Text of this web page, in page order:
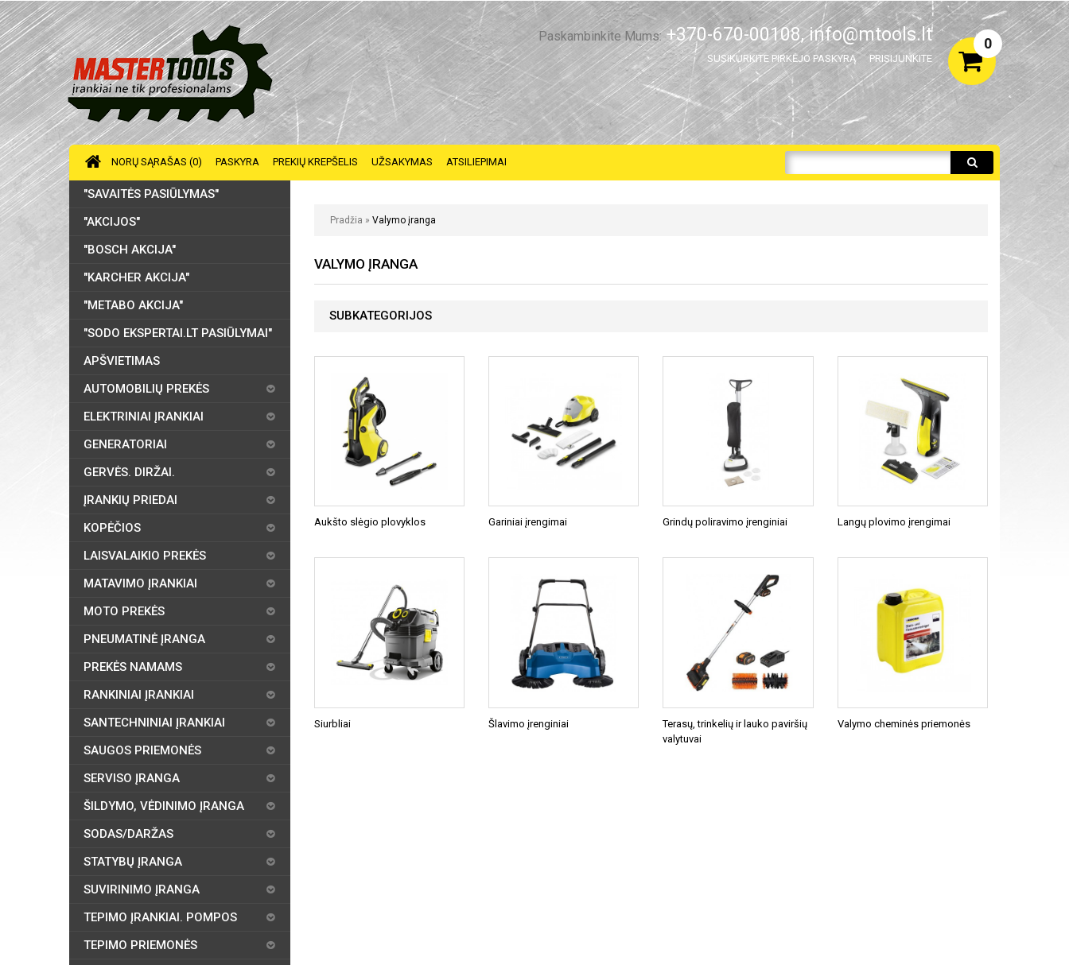
0
Paskambinkite Mums:+370-670-00108,info@mtools.lt
PRISIJUNKITE
SUSIKURKITE PIRKĖJO PASKYRĄ
NORŲ SĄRAŠAS (0) PASKYRA PREKIŲ KREPŠELIS UŽSAKYMAS ATSILIEPIMAI
Pradžia » Valymo įranga
VALYMO ĮRANGA
SUBKATEGORIJOS
Aukšto slėgio plovyklos Gariniai įrengimai Grindų poliravimo įrenginiai Langų plovimo įrengimai
Siurbliai Šlavimo įrenginiai
Terasų, trinkelių ir lauko paviršių
valytuvai
Valymo cheminės priemonės
"SAVAITĖS PASIŪLYMAS"
"AKCIJOS"
"BOSCH AKCIJA"
"KARCHER AKCIJA"
"METABO AKCIJA"
"SODO EKSPERTAI.LT PASIŪLYMAI"
APŠVIETIMAS
AUTOMOBILIŲ PREKĖS
ELEKTRINIAI ĮRANKIAI
GENERATORIAI
GERVĖS. DIRŽAI.
ĮRANKIŲ PRIEDAI
KOPĖČIOS
LAISVALAIKIO PREKĖS
MATAVIMO ĮRANKIAI
MOTO PREKĖS
PNEUMATINĖ ĮRANGA
PREKĖS NAMAMS
RANKINIAI ĮRANKIAI
SANTECHNINIAI ĮRANKIAI
SAUGOS PRIEMONĖS
SERVISO ĮRANGA
ŠILDYMO, VĖDINIMO ĮRANGA
SODAS/DARŽAS
STATYBŲ ĮRANGA
SUVIRINIMO ĮRANGA
TEPIMO ĮRANKIAI. POMPOS
TEPIMO PRIEMONĖS